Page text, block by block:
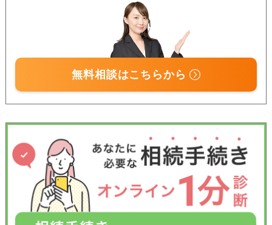
無料相談はこちらから